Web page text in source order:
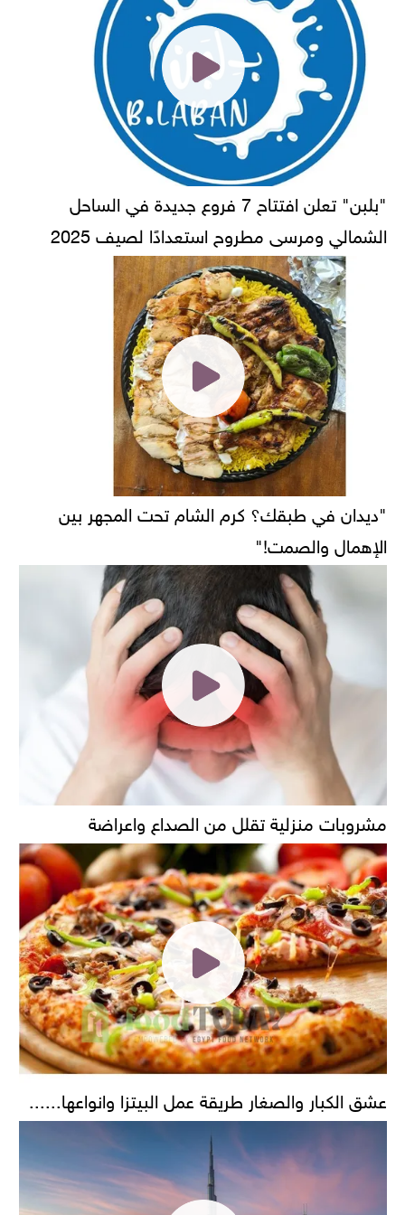
"بلبن" تعلن افتتاح 7 فروع جديدة في الساحل
الشمالي ومرسى مطروح استعدادًا لصيف 2025
"ديدان في طبقك؟ كرم الشام تحت المجهر بين
الإهمال والصمت!"
مشروبات منزلية تقلل من الصداع واعراضة
عشق الكبار والصغار طريقة عمل البيتزا وانواعها......